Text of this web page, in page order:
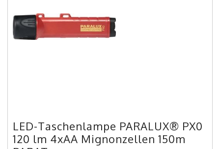
LED-Taschenlampe PARALUX® PX0
120 lm 4xAA Mignonzellen 150m